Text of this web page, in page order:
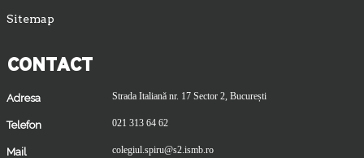
Sitemap
CONTACT
Adresa Strada Italiană nr. 17 Sector 2, București
Telefon 021 313 64 62
Mail colegiul.spiru@s2.ismb.ro